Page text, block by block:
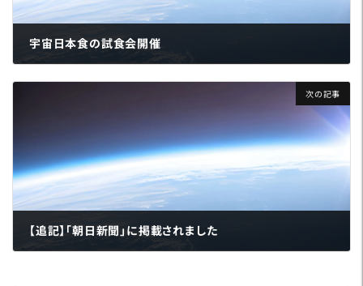
宇宙日本食の試食会開催
次の記事
【追記】「朝日新聞」に掲載されました